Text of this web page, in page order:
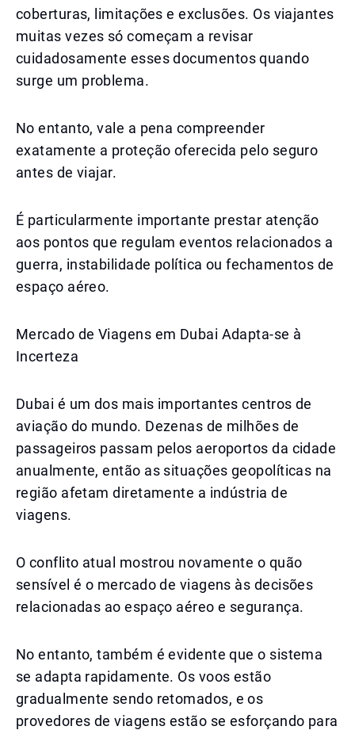
coberturas, limitações e exclusões. Os viajantes
muitas vezes só começam a revisar
cuidadosamente esses documentos quando
surge um problema.
No entanto, vale a pena compreender
exatamente a proteção oferecida pelo seguro
antes de viajar.
É particularmente importante prestar atenção
aos pontos que regulam eventos relacionados a
guerra, instabilidade política ou fechamentos de
espaço aéreo.
Mercado de Viagens em Dubai Adapta-se à
Incerteza
Dubai é um dos mais importantes centros de
aviação do mundo. Dezenas de milhões de
passageiros passam pelos aeroportos da cidade
anualmente, então as situações geopolíticas na
região afetam diretamente a indústria de
viagens.
O conflito atual mostrou novamente o quão
sensível é o mercado de viagens às decisões
relacionadas ao espaço aéreo e segurança.
No entanto, também é evidente que o sistema
se adapta rapidamente. Os voos estão
gradualmente sendo retomados, e os
provedores de viagens estão se esforçando para